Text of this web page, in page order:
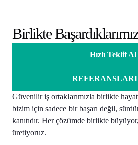
Birlikte Başardıklarımız
Hızlı Teklif Al
Güvenilir iş ortaklarımızla birlikte
bizim için sadece bir başarı değil,
kanıtıdır. Her çözümde birlikte
üretiyoruz.